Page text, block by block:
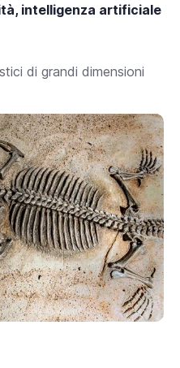
intelligenza artificiale
di grandi dimensioni